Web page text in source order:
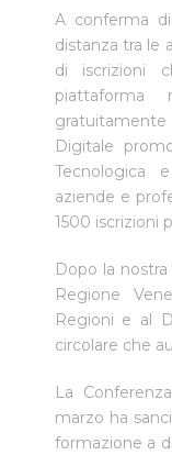
A conferma
distanza tra le
di iscrizioni
piattaforma
Digitale
Tecnologica
aziende e
1500 iscrizioni
Dopo la
Regione
Regioni e al
circolare che
La
marzo ha
formazione a